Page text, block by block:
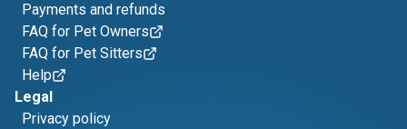
Payments and refunds
FAQ for Pet Owners
FAQ for Pet Sitters
Help
Legal
Privacy policy